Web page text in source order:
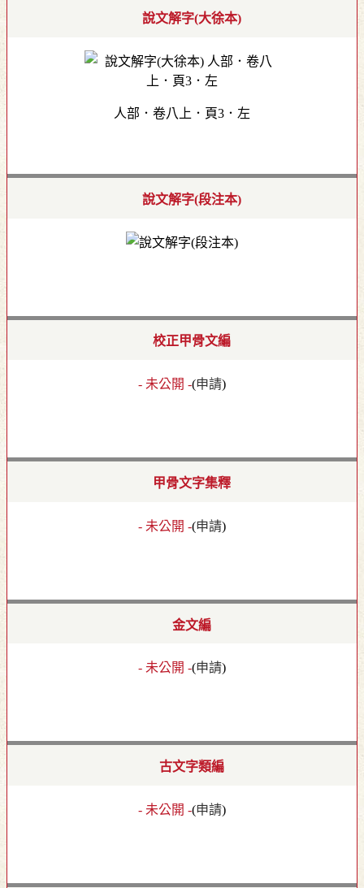
說文解字(大徐本)
人部．卷八上．頁3．左
說文解字(段注本)
校正甲骨文編
- 未公開 -(申請)
甲骨文字集釋
- 未公開 -(申請)
金文編
- 未公開 -(申請)
古文字類編
- 未公開 -(申請)